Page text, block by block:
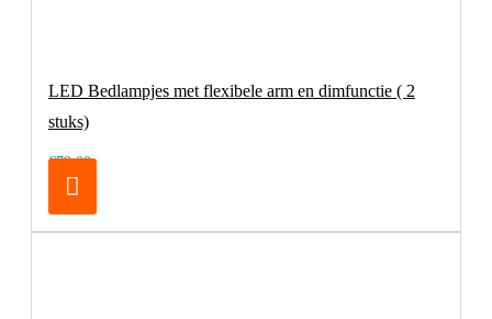
LED Bedlampjes met flexibele arm en dimfunctie ( 2
stuks)
€79,00